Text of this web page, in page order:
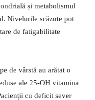
și metabolismul
Nivelurile scăzute pot
de fatigabilitate
de vârstă au arătat o
ale 25-OH vitamina
cu deficit sever